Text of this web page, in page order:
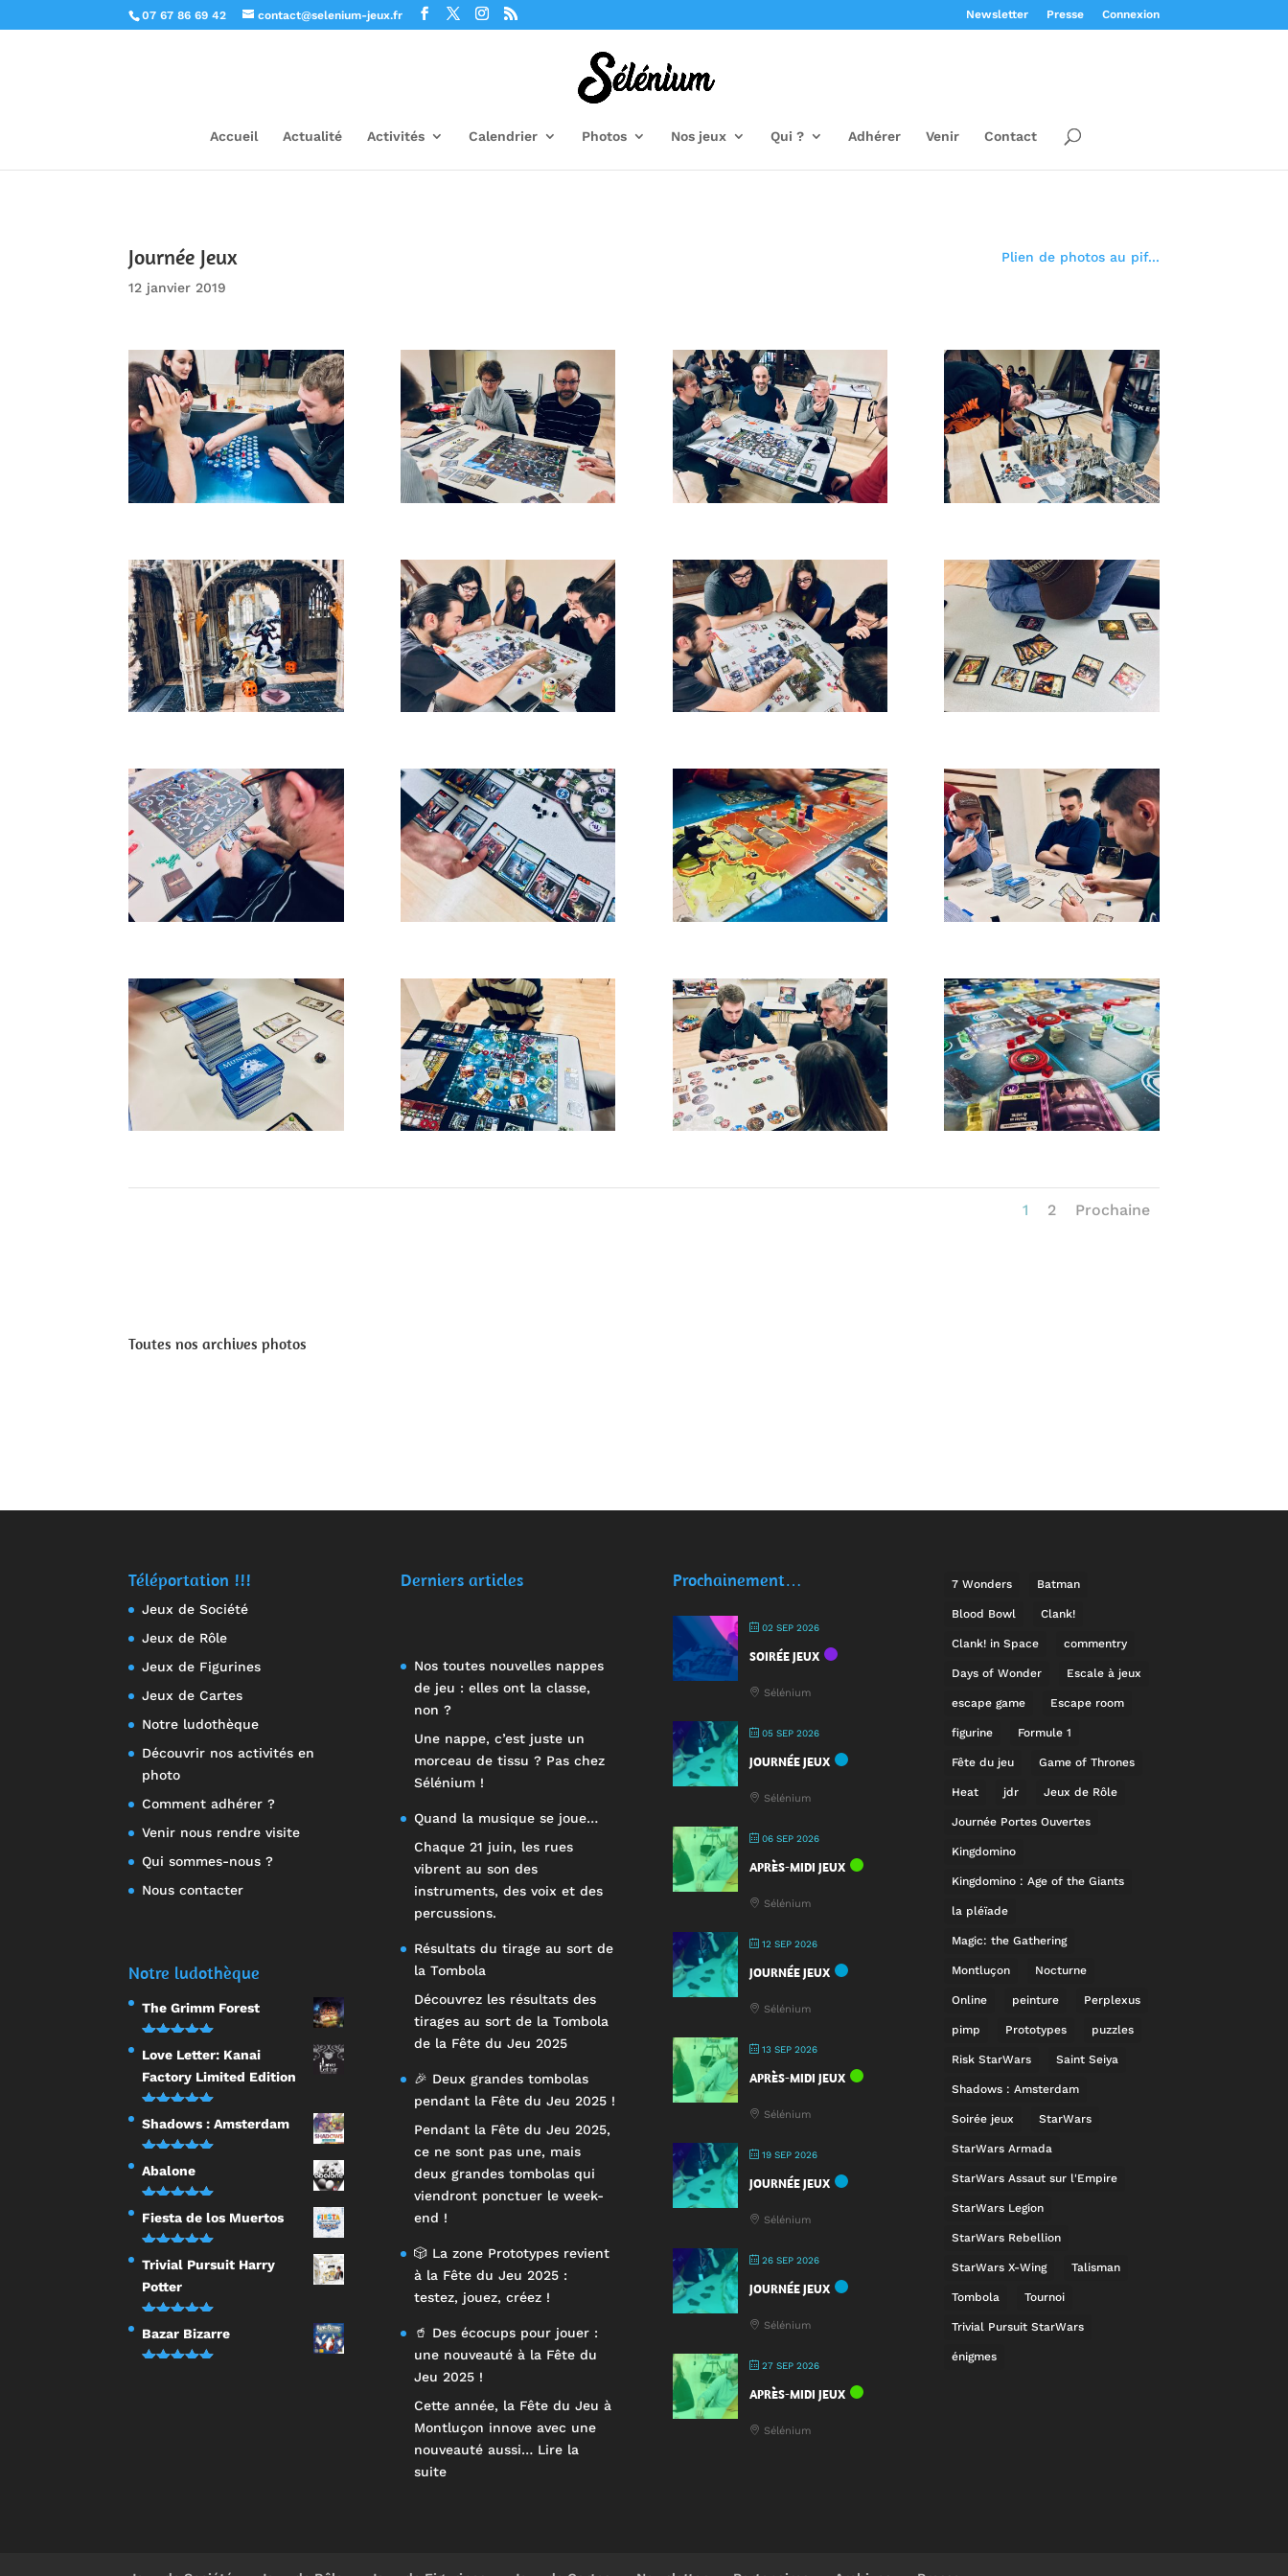
07 67 86 69 42 contact@selenium-jeux.fr Newsletter Presse Connexion
Accueil Actualité Activités Calendrier Photos Nos jeux Qui ? Adhérer Venir Contact
Journée Jeux
12 janvier 2019
Plien de photos au pif...
1 2 Prochaine
Toutes nos archives photos
Téléportation !!!
Jeux de Société
Jeux de Rôle
Jeux de Figurines
Jeux de Cartes
Notre ludothèque
Découvrir nos activités en
photo
Comment adhérer ?
Venir nous rendre visite
Qui sommes-nous ?
Nous contacter
Notre ludothèque
The Grimm Forest
Note 5.00
sur 5
Love Letter: Kanai
Factory Limited Edition
Note5.00
sur 5
Shadows : Amsterdam
Note5.00
sur 5
Abalone
Note5.00
sur 5
Fiesta de los Muertos
Note5.00
sur 5
Trivial Pursuit Harry
Potter
Note5.00
sur 5
Bazar Bizarre
Derniers articles
Nos toutes nouvelles nappes
de jeu : elles ont la classe,
non ?
Une nappe, c’est juste un
morceau de tissu ? Pas chez
Sélénium !
Quand la musique se joue…
Chaque 21 juin, les rues
vibrent au son des
instruments, des voix et des
percussions.
Résultats du tirage au sort de
la Tombola
Découvrez les résultats des
tirages au sort de la Tombola
de la Fête du Jeu 2025
🎉 Deux grandes tombolas
pendant la Fête du Jeu 2025 !
Pendant la Fête du Jeu 2025,
ce ne sont pas une, mais
deux grandes tombolas qui
viendront ponctuer le week-
end !
🎲 La zone Prototypes revient
à la Fête du Jeu 2025 :
testez, jouez, créez !
🥤 Des écocups pour jouer :
une nouveauté à la Fête du
Jeu 2025 !
Cette année, la Fête du Jeu à
Montluçon innove avec une
nouveauté aussi… Lire la
suite:
Prochainement…
02 SEP 2026
SOIRÉE JEUX
Sélénium
05 SEP 2026
JOURNÉE JEUX
Sélénium
06 SEP 2026
APRÈS-MIDI JEUX
Sélénium
12 SEP 2026
JOURNÉE JEUX
Sélénium
13 SEP 2026
APRÈS-MIDI JEUX
Sélénium
19 SEP 2026
JOURNÉE JEUX
Sélénium
26 SEP 2026
JOURNÉE JEUX
Sélénium
27 SEP 2026
APRÈS-MIDI JEUX
Sélénium
7 Wonders Batman
Blood Bowl Clank!
Clank! in Space commentry
Days of Wonder Escale à jeux
escape game Escape room
figurine Formule 1
Fête du jeu Game of Thrones
Heat jdr Jeux de Rôle
Journée Portes Ouvertes
Kingdomino
Kingdomino : Age of the Giants
la pléïade
Magic: the Gathering
Montluçon Nocturne
Online peinture Perplexus
pimp Prototypes puzzles
Risk StarWars Saint Seiya
Shadows : Amsterdam
Soirée jeux StarWars
StarWars Armada
StarWars Assaut sur l'Empire
StarWars Legion
StarWars Rebellion
StarWars X-Wing Talisman
Tombola Tournoi
Trivial Pursuit StarWars
énigmes